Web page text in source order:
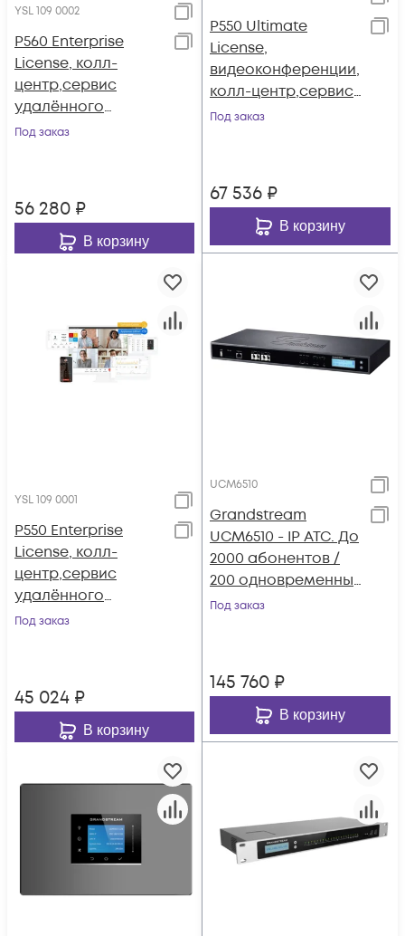
YSL 109 0002
P560 Enterprise
License, колл-
центр,сервис
удалённого
доступа (годовая)
Под заказ
56 280 ₽
В корзину
P550 Ultimate
License,
видеоконференции,
колл-центр,сервис
удалённого
Под заказ
67 536 ₽
В корзину
YSL 109 0001
P550 Enterprise
License, колл-
центр,сервис
удалённого
доступа (годовая)
Под заказ
45 024 ₽
В корзину
UCM6510
Grandstream
UCM6510 - IP ATC. До
2000 абонентов /
200 одновременных
вызовов, до 8
Под заказ
145 760 ₽
В корзину